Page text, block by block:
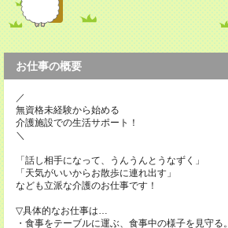
お仕事の概要
／
無資格未経験から始める
介護施設での生活サポート！
＼
「話し相手になって、うんうんとうなずく」
「天気がいいからお散歩に連れ出す」
なども立派な介護のお仕事です！
▽具体的なお仕事は…
・食事をテーブルに運ぶ、食事中の様子を見守る。